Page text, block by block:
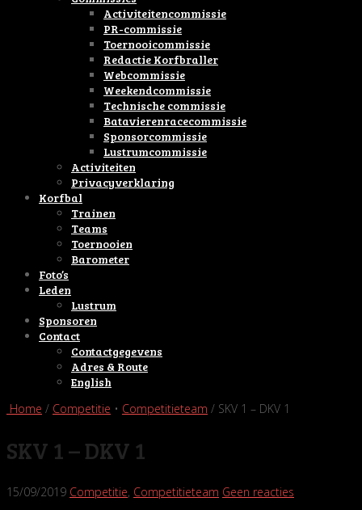
Activiteitencommissie
PR-commissie
Toernooicommissie
Redactie Korfbraller
Webcommissie
Weekendcommissie
Technische commissie
Batavierenracecommissie
Sponsorcommissie
Lustrumcommissie
Activiteiten
Privacyverklaring
Korfbal
Trainen
Teams
Toernooien
Barometer
Foto’s
Leden
Lustrum
Sponsoren
Contact
Contactgegevens
Adres & Route
English
Home / Competitie • Competitieteam / SKV 1 – DKV 1
SKV 1 – DKV 1
15/09/2019 Competitie, Competitieteam Geen reacties